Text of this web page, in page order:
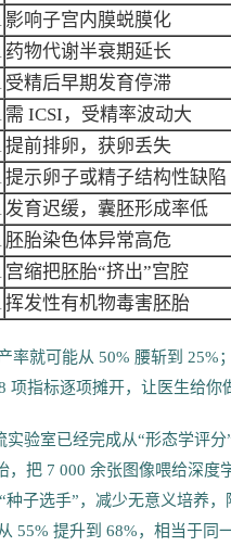
影响子宫内膜蜕膜化
药物代谢半衰期延长
受精后早期发育停滞
需 ICSI，受精率波动大
提前排卵，获卵丢失
提示卵子或精子结构性缺陷
发育迟缓，囊胚形成率低
胚胎染色体异常高危
宫缩把胚胎“挤出”宫腔
挥发性有机物毒害胚胎
就可能从 50% 腰斩到 25%
指标逐项摊开，让医生给你
验室已经完成从“形态学评
把 7 000 余张图像喂给深度
子选手”，减少无意义培养
55% 提升到 68%，相当于